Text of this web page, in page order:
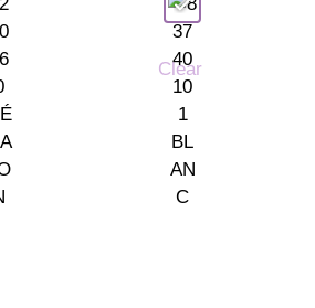
Clear